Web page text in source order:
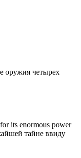
оружия четырех
its enormous power
тайне ввиду